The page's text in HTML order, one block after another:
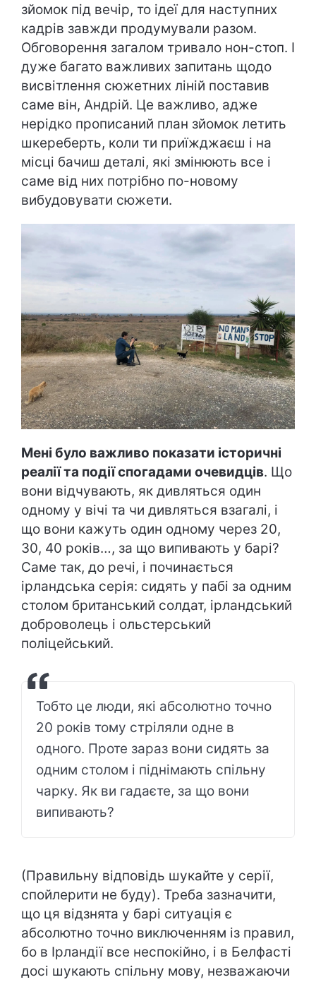
зйомок під вечір, то ідеї для наступних
кадрів завжди продумували разом.
Обговорення загалом тривало нон-стоп. І
дуже багато важливих запитань щодо
висвітлення сюжетних ліній поставив
саме він, Андрій. Це важливо, адже
нерідко прописаний план зйомок летить
шкереберть, коли ти приїжджаєш і на
місці бачиш деталі, які змінюють все і
саме від них потрібно по-новому
вибудовувати сюжети.
Мені було важливо показати історичні
реалії та події спогадами очевидців. Що
вони відчувають, як дивляться один
одному у вічі та чи дивляться взагалі, і
що вони кажуть один одному через 20,
30, 40 років…, за що випивають у барі?
Саме так, до речі, і починається
ірландська серія: сидять у пабі за одним
столом британський солдат, ірландський
доброволець і ольстерський
поліцейський.
Тобто це люди, які абсолютно точно
20 років тому стріляли одне в
одного. Проте зараз вони сидять за
одним столом і піднімають спільну
чарку. Як ви гадаєте, за що вони
випивають?
(Правильну відповідь шукайте у серії,
спойлерити не буду). Треба зазначити,
що ця відзнята у барі ситуація є
абсолютно точно виключенням із правил,
бо в Ірландії все неспокійно, і в Белфасті
досі шукають спільну мову, незважаючи